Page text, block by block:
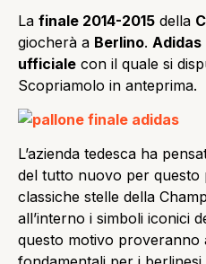
La finale 2014-2015 della
giocherà a Berlino. Adidas
ufficiale con il quale si
Scopriamolo in anteprima.
L’azienda tedesca ha
del tutto nuovo per questo
classiche stelle della
all’interno i simboli iconici
questo motivo proveranno